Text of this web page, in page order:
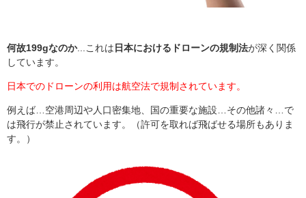
何故199gなのか...これは 日本におけるドローンの規制法が深く関係
しています。
日本でのドローンの利用は航空法で規制されています。
例えば 空港周辺や人口密集地、国の重要な施設 その他諸々
で
は飛行が禁止されています。（許可を取れば飛ばせる場所もありま
す。）